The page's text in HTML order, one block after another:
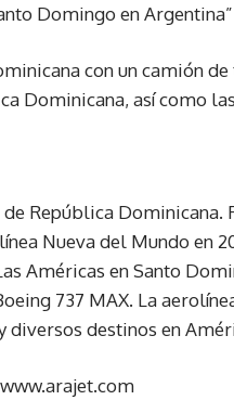
Domingo en
con un camión
Dominicana, así como
República Dominicana.
Nueva del Mundo en
Américas en Santo
737 MAX. La
destinos en